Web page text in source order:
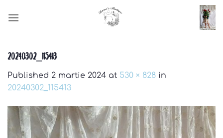
20240302_115413
Published 2 martie 2024 at 530 × 828 in
20240302_115413